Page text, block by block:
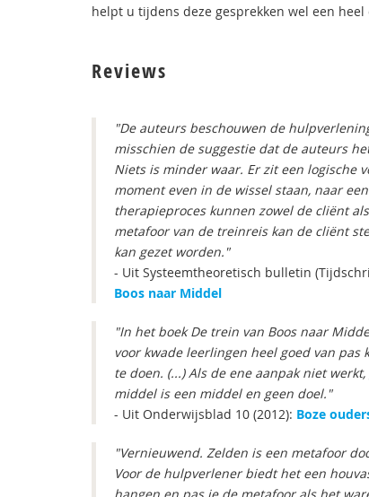
helpt u tijdens deze gesprekken wel een heel
Reviews
"De auteurs beschouwen de
misschien de suggestie dat de auteurs
Niets is minder waar. Er zit een logische
moment even in de wissel staan, naar
therapieproces kunnen zowel de cliënt
metafoor van de treinreis kan de cliënt
kan gezet worden."
- Uit Systeemtheoretisch bulletin
Boos naar Middel
"In het boek De trein van Boos naar
voor kwade leerlingen heel goed van
te doen. (...) Als de ene aanpak niet
middel is een middel en geen doel."
- Uit Onderwijsblad 10 (2012): Boze
"Vernieuwend. Zelden is een metafoor
Voor de hulpverlener biedt het een